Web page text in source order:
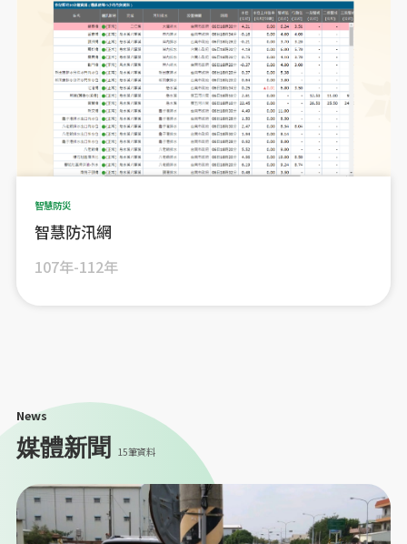
智慧防汛網
107年-112年
智慧防災
News
媒體新聞 15筆資料